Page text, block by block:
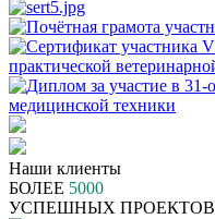
Наши клиенты
БОЛЕЕ 5000
УСПЕШНЫХ ПРОЕКТОВ